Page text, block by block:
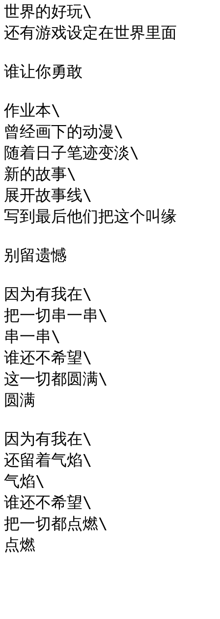
世界的好玩\
还有游戏设定在世界里面
谁让你勇敢
作业本\
曾经画下的动漫\
随着日子笔迹变淡\
新的故事\
展开故事线\
写到最后他们把这个叫缘
别留遗憾
因为有我在\
把一切串一串\
串一串\
谁还不希望\
这一切都圆满\
圆满
因为有我在\
还留着气焰\
气焰\
谁还不希望\
把一切都点燃\